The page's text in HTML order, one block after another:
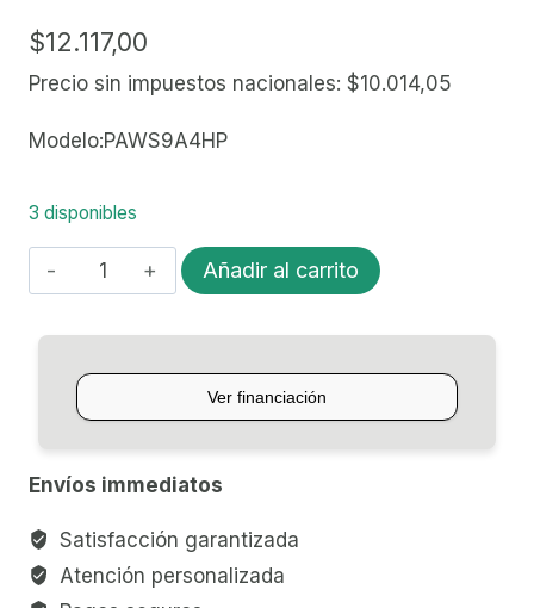
$12.117,00
Precio sin impuestos nacionales: $10.014,05
Modelo:PAWS9A4HP
3 disponibles
FELPAS
DIXON
LARGE
x
4
cantidad
Añadir al carrito
Envíos immediatos
Satisfacción garantizada
Atención personalizada